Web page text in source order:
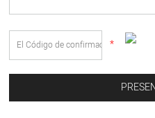
*